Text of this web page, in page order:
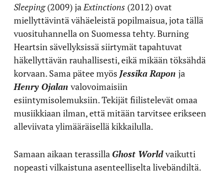
Sleeping(2009) jaExtinctions (2012) ovat
miellyttävintä vähäeleistä popilmaisua, jota tällä
vuosituhannella on Suomessa tehty. Burning
Heartsin sävellyksissä siirtymät tapahtuvat
häkellyttävän rauhallisesti, eikä mikään töksähdä
korvaan. Sama pätee myös Jessika Rapon ja
Henry Ojalan valovoimaisiin
esiintymisolemuksiin. Tekijät fiilistelevät omaa
musiikkiaan ilman, että mitään tarvitsee erikseen
alleviivata ylimääräisellä kikkailulla.
Samaan aikaan terassilla Ghost Worldvaikutti
nopeasti vilkaistuna asenteelliselta livebändiltä.